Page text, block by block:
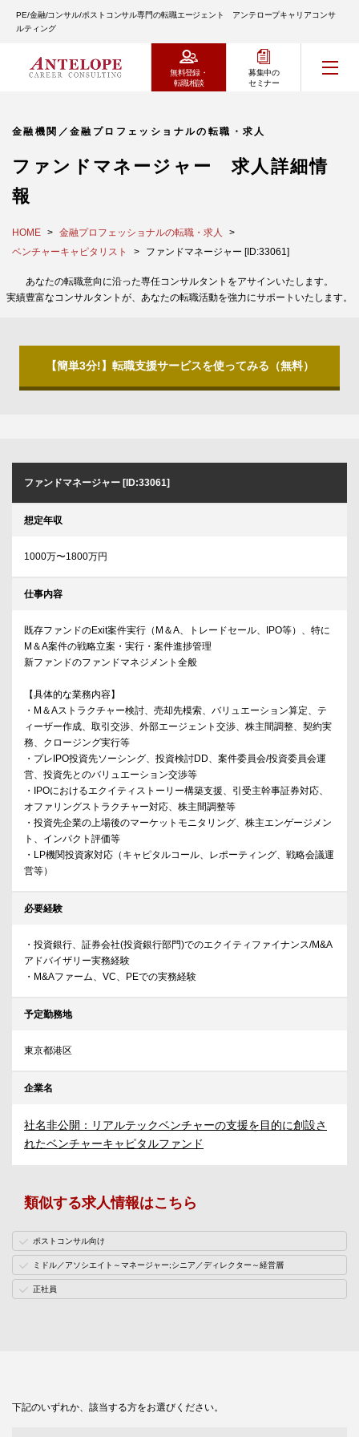
PE/金融/コンサル/ポストコンサル専門の転職エージェント アンテロープキャリアコンサ
ルティング
無料登録・
転職相談
募集中の
セミナー
金融機関／金融プロフェッショナルの転職・求人
ファンドマネージャー 求人詳細情
報
HOME
金融プロフェッショナルの転職・求人
ベンチャーキャピタリスト
ファンドマネージャー [ID:33061]
あなたの転職意向に沿った専任コンサルタントをアサインいたします。
実績豊富なコンサルタントが、あなたの転職活動を強力にサポートいたします。
【簡単3分!】転職支援サービスを使ってみる（無料）
ファンドマネージャー [ID:33061]
想定年収
1000万〜1800万円
仕事内容
既存ファンドのExit案件実行（M＆A、トレードセール、IPO等）、特に
M＆A案件の戦略立案・実行・案件進捗管理
新ファンドのファンドマネジメント全般
【具体的な業務内容】
・M＆Aストラクチャー検討、売却先模索、バリュエーション算定、テ
ィーザー作成、取引交渉、外部エージェント交渉、株主間調整、契約実
務、クロージング実行等
・プレIPO投資先ソーシング、投資検討DD、案件委員会/投資委員会運
営、投資先とのバリュエーション交渉等
・IPOにおけるエクイティストーリー構築支援、引受主幹事証券対応、
オファリングストラクチャー対応、株主間調整等
・投資先企業の上場後のマーケットモニタリング、株主エンゲージメン
ト、インパクト評価等
・LP機関投資家対応（キャピタルコール、レポーティング、戦略会議運
営等）
必要経験
・投資銀行、証券会社(投資銀行部門)でのエクイティファイナンス/M&A
アドバイザリー実務経験
・M&Aファーム、VC、PEでの実務経験
予定勤務地
東京都港区
企業名
社名非公開：リアルテックベンチャーの支援を目的に創設さ
れたベンチャーキャピタルファンド
類似する求人情報はこちら
ポストコンサル向け
ミドル／アソシエイト～マネージャー;シニア／ディレクター～経営層
正社員
下記のいずれか、該当する方をお選びください。